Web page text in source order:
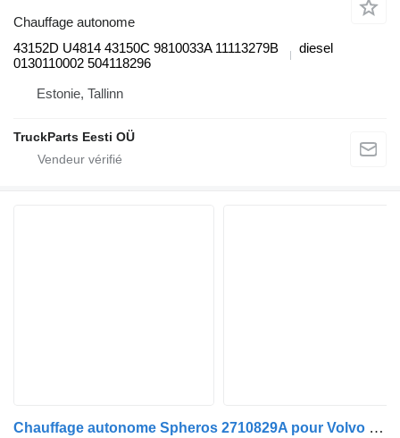
Chauffage autonome
43152D U4814 43150C 9810033A 11113279B
0130110002 504118296
diesel
Estonie, Tallinn
TruckParts Eesti OÜ
Chauffage autonome Spheros 2710829A pour Volvo B6, B7, B9, B10, B12 bus (1978-2011)